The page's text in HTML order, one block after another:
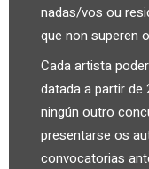
nadas/vos ou
que non superen
Cada artista
datada a partir de
ningún outro
presentarse os
convocatorias